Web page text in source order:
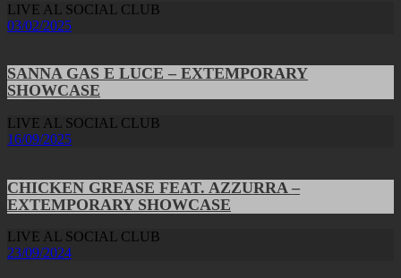
LIVE AL SOCIAL CLUB
03/02/2025
SANNA GAS E LUCE – EXTEMPORARY
SHOWCASE
LIVE AL SOCIAL CLUB
16/09/2025
CHICKEN GREASE FEAT. AZZURRA –
EXTEMPORARY SHOWCASE
LIVE AL SOCIAL CLUB
23/09/2024